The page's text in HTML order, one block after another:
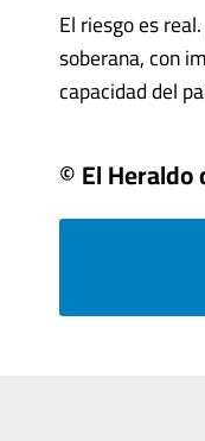
El riesgo es
soberana, con
capacidad del
© El Heraldo